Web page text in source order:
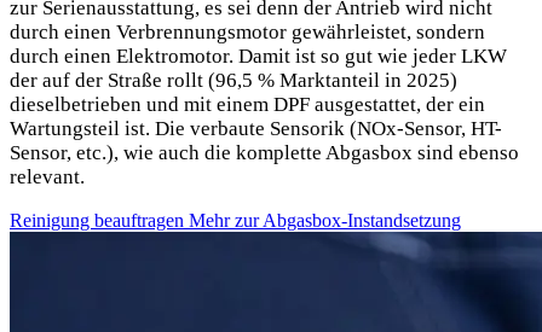
zur Serienausstattung, es sei denn der Antrieb wird nicht
durch einen Verbrennungsmotor gewährleistet, sondern
durch einen Elektromotor. Damit ist so gut wie jeder LKW
der auf der Straße rollt (96,5 % Marktanteil in 2025)
dieselbetrieben und mit einem DPF ausgestattet, der ein
Wartungsteil ist. Die verbaute Sensorik (NOx-Sensor, HT-
Sensor, etc.), wie auch die komplette Abgasbox sind ebenso
relevant.
Reinigung beauftragen Mehr zur Abgasbox-Instandsetzung